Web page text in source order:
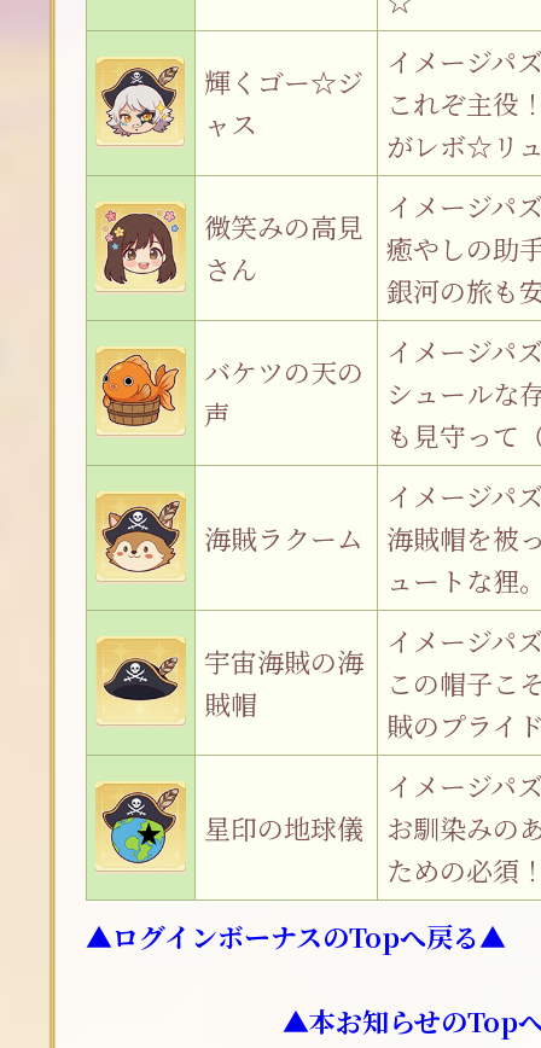
輝くゴー☆ジ
ャス
イメージパ
これぞ主役
がレボ☆リ
微笑みの高見
さん
イメージパ
癒やしの助
銀河の旅も
バケツの天の
声
イメージパ
シュールな
も見守って
海賊ラクーム
イメージパ
海賊帽を被
ュートな狸
宇宙海賊の海
賊帽
イメージパ
この帽子こ
賊のプライ
星印の地球儀
イメージパ
お馴染みの
ための必須
▲ログインボーナスのTopへ戻る▲
▲本お知らせのTop